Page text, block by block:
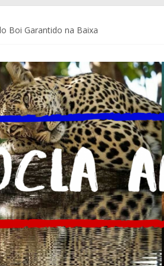
Boi Garantido na Baixa
Brasil e do mundo
Delegacia do Turista no Bumbódromo